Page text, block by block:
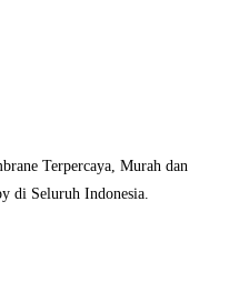
Terpercaya, Murah dan
di Seluruh Indonesia.